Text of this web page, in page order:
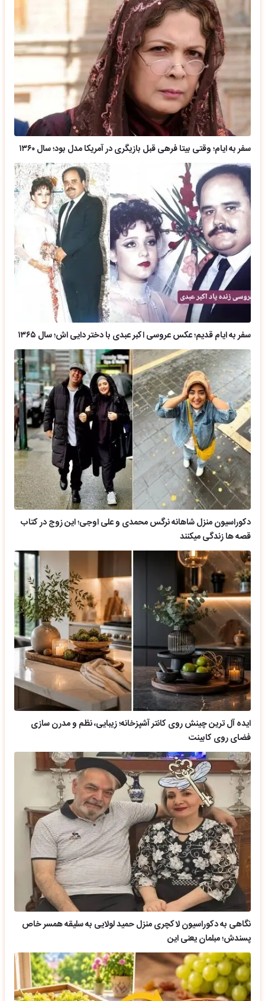
سفر به ایام؛ وقتی بیتا فرهی قبل بازیگری در آمریکا مدل بود؛ سال ۱۳۶۰
سفر به ایام قدیم؛ عکس عروسی اکبر عبدی با دختر دایی اش؛ سال ۱۳۶۵
دکوراسیون منزل شاهانه نرگس محمدی و علی اوجی؛ این زوج در کتاب
قصه ها زندگی میکنند
ایده آل ترین چینش روی کانتر آشپزخانه؛ زیبایی، نظم و مدرن سازی
فضای روی کابینت
نگاهی به دکوراسیون لاکچری منزل حمید لولایی به سلیقه همسر خاص
پسندش؛ مبلمان یعنی این